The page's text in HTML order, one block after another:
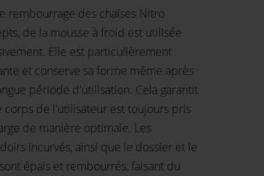
rembourrage des chaises Nitro
de la mousse à froid est utilisée
Elle est particulièrement
et conserve sa forme même après
période d'utilisation. Cela garantit
corps de l'utilisateur est toujours pris
de manière optimale. Les
incurvés, ainsi que le dossier et le
épais et rembourrés, faisant du